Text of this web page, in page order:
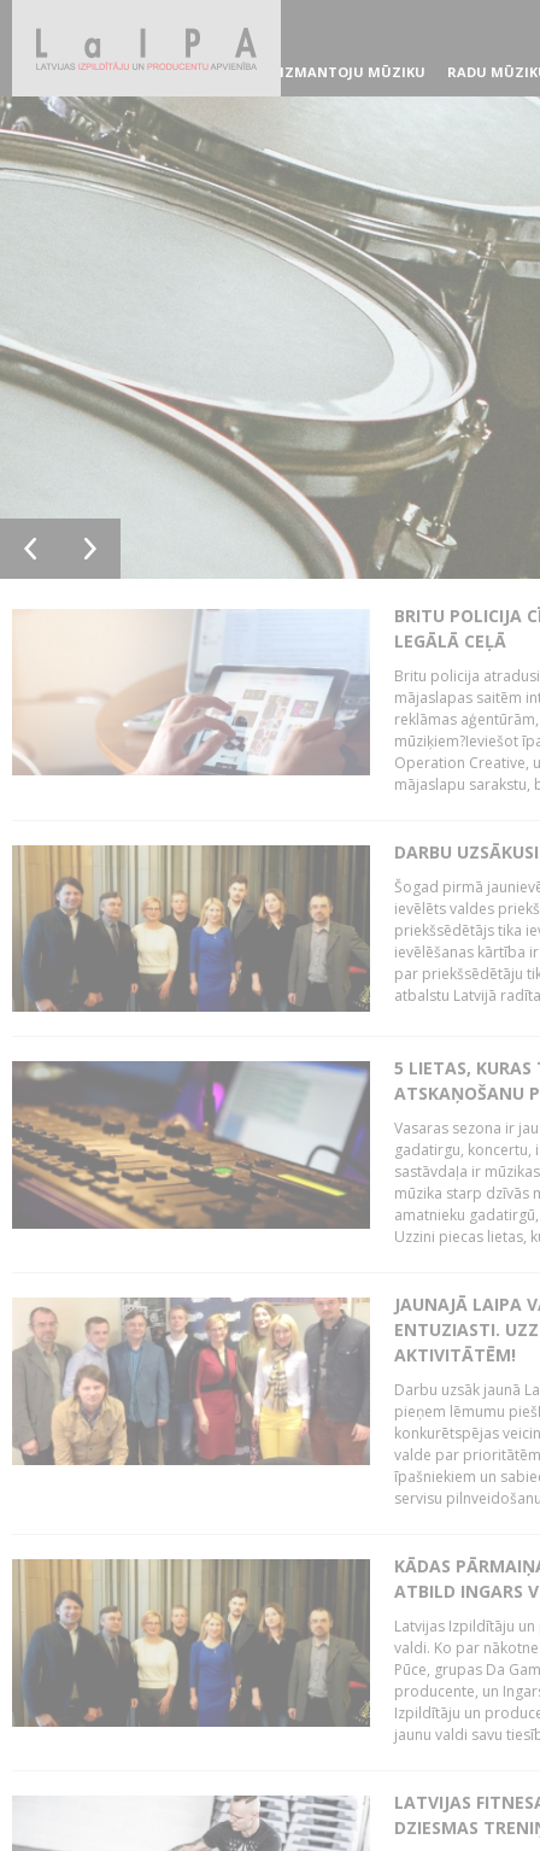
IZMANTOJU MŪZIKU RADU
BRITU POLICIJA
LEGĀLĀ CEĻĀ
Britu policija
mājaslapas saitēm
reklāmas
mūziķiem?Ieviešot
Operation Creative,
mājaslapu sarakstu,
DARBU
Šogad pirmā
ievēlēts valdes
priekšsēdētājs tika
ievēlēšanas kārtība
par priekšsēdētāju
atbalstu Latvijā
5 LIETAS, KURAS
ATSKAŅOŠANU
Vasaras sezona ir
gadatirgu, koncertu,
sastāvdaļa ir
mūzika starp dzīvās
amatnieku
Uzzini piecas lietas,
JAUNAJĀ LAIPA
ENTUZIASTI.
AKTIVITĀTĒM!
Darbu uzsāk jaunā
pieņem lēmumu
konkurētspējas
valde par
īpašniekiem un
servisu
KĀDAS
ATBILD INGARS
Latvijas Izpildītāju
valdi. Ko par
Pūce, grupas Da
producente, un
Izpildītāju un
jaunu valdi savu
LATVIJAS
DZIESMAS